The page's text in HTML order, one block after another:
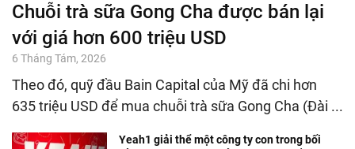
Chuỗi trà sữa Gong Cha được bán lại
với giá hơn 600 triệu USD
6 Tháng Tám, 2026
Theo đó, quỹ đầu Bain Capital của Mỹ đã chi hơn
635 triệu USD để mua chuỗi trà sữa Gong Cha (Đài ...
Yeah1 giải thể một công ty con trong bối